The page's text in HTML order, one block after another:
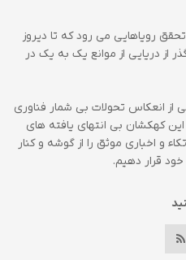
رویاهایی می رود که تا دیروز
از دریایی از موانع یک به یک در
انعکاس تحولات بی شمار فناوری
کهکشان بی انتهای یافته های
و اخباری موثق را از گوشه و کنار
خود قرار دهیم.